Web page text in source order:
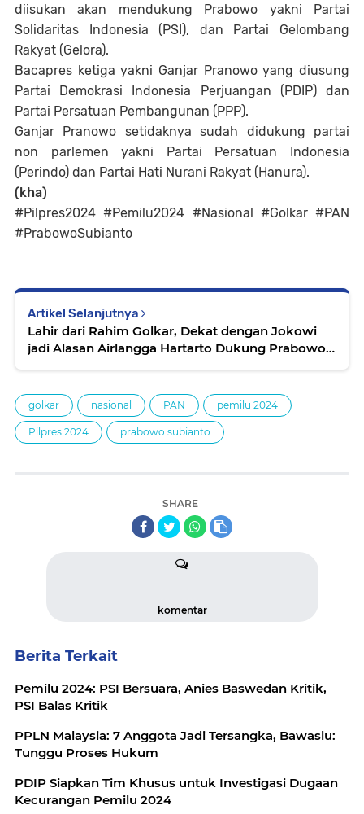
diisukan akan mendukung Prabowo yakni Partai
Solidaritas Indonesia (PSI), dan Partai Gelombang
Rakyat (Gelora).
Bacapres ketiga yakni Ganjar Pranowo yang diusung
Partai Demokrasi Indonesia Perjuangan (PDIP) dan
Partai Persatuan Pembangunan (PPP).
Ganjar Pranowo setidaknya sudah didukung partai
non parlemen yakni Partai Persatuan Indonesia
(Perindo) dan Partai Hati Nurani Rakyat (Hanura).
(kha)
#Pilpres2024 #Pemilu2024 #Nasional #Golkar #PAN
#PrabowoSubianto
Artikel Selanjutnya
Lahir dari Rahim Golkar, Dekat dengan Jokowi
jadi Alasan Airlangga Hartarto Dukung Prabowo
golkar nasional PAN pemilu 2024
Pilpres 2024 prabowo subianto
SHARE
komentar
Berita Terkait
Pemilu 2024: PSI Bersuara, Anies Baswedan Kritik,
PSI Balas Kritik
PPLN Malaysia: 7 Anggota Jadi Tersangka, Bawaslu:
Tunggu Proses Hukum
PDIP Siapkan Tim Khusus untuk Investigasi Dugaan
Kecurangan Pemilu 2024